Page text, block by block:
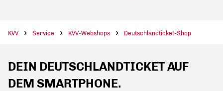
KVV Service KVV-Webshops Deutschlandticket-Shop
DEIN DEUTSCHLANDTICKET AUF
DEM SMARTPHONE.